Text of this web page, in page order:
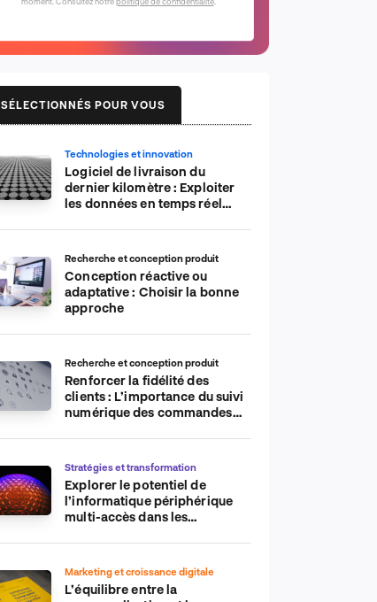
SÉLECTIONNÉS POUR VOUS
Technologies et innovation
Logiciel de livraison du
dernier kilomètre : Exploiter
les données en temps réel
Recherche et conception produit
Conception réactive ou
adaptative : Choisir la bonne
approche
Recherche et conception produit
Renforcer la fidélité des
clients : L’importance du suivi
numérique des commandes
commerce électronique
Stratégies et transformation
Explorer le potentiel de
l’informatique périphérique
multi-accès dans les
Marketing et croissance digitale
L’équilibre entre la